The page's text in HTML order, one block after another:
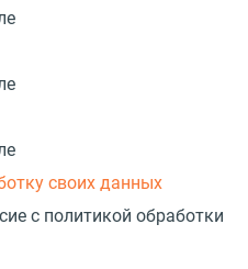
своих данных
с политикой обработки